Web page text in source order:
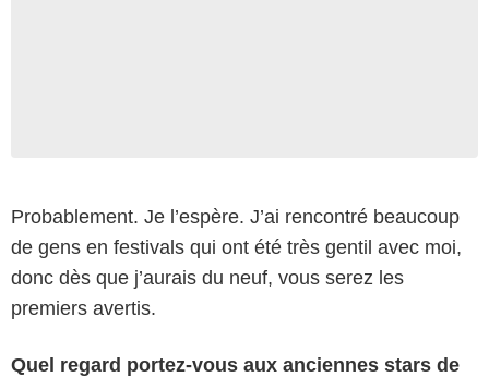
Probablement. Je l’espère. J’ai rencontré beaucoup
de gens en festivals qui ont été très gentil avec moi,
donc dès que j’aurais du neuf, vous serez les
premiers avertis.
Quel regard portez-vous aux anciennes stars de